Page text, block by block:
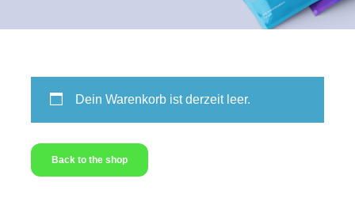
Dein Warenkorb ist derzeit leer.
Back to the shop